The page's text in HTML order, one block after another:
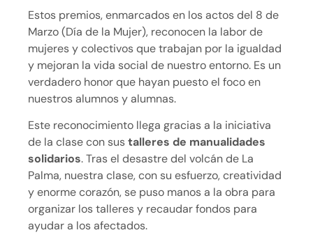
Estos premios, enmarcados en los actos del 8 de
Marzo (Día de la Mujer), reconocen la labor de
mujeres y colectivos que trabajan por la igualdad
y mejoran la vida social de nuestro entorno. Es un
verdadero honor que hayan puesto el foco en
nuestros alumnos y alumnas.
Este reconocimiento llega gracias a la iniciativa
de la clase con sustalleres de manualidades
solidarios. Tras el desastre del volcán de La
Palma, nuestra clase, con su esfuerzo, creatividad
y enorme corazón, se puso manos a la obra para
organizar los talleres y recaudar fondos para
ayudar a los afectados.